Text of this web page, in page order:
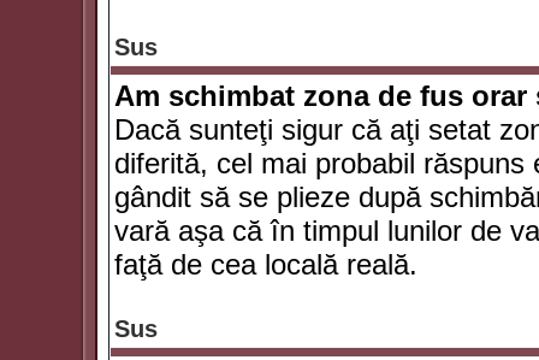
Sus
Am schimbat zona de fus
Dacă sunteţi sigur că aţi setat
diferită, cel mai probabil
gândit să se plieze după
vară aşa că în timpul lunilor de
faţă de cea locală reală.
Sus